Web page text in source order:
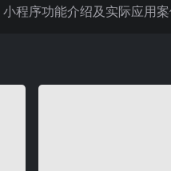
小程序功能介绍及实际应用